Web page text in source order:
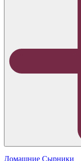
Домашние Сырники